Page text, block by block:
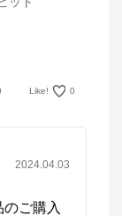
Like! 0
2024.04.03
ご購入